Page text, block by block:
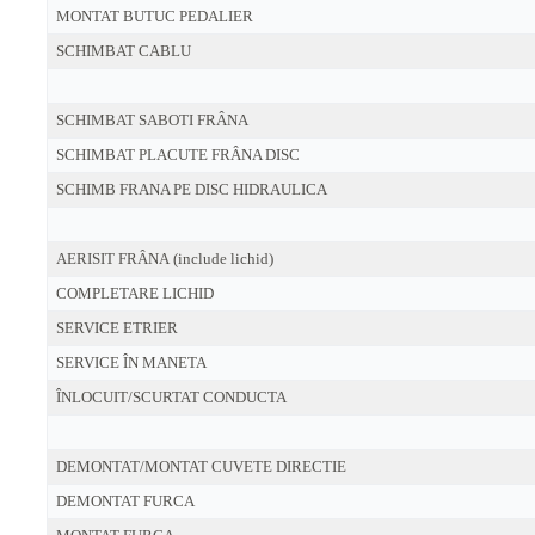
MONTAT BUTUC PEDALIER
SCHIMBAT CABLU
SCHIMBAT SABOTI FRÂNA
SCHIMBAT PLACUTE FRÂNA DISC
SCHIMB FRANA PE DISC HIDRAULICA
AERISIT FRÂNA (include lichid)
COMPLETARE LICHID
SERVICE ETRIER
SERVICE ÎN MANETA
ÎNLOCUIT/SCURTAT CONDUCTA
DEMONTAT/MONTAT CUVETE DIRECTIE
DEMONTAT FURCA